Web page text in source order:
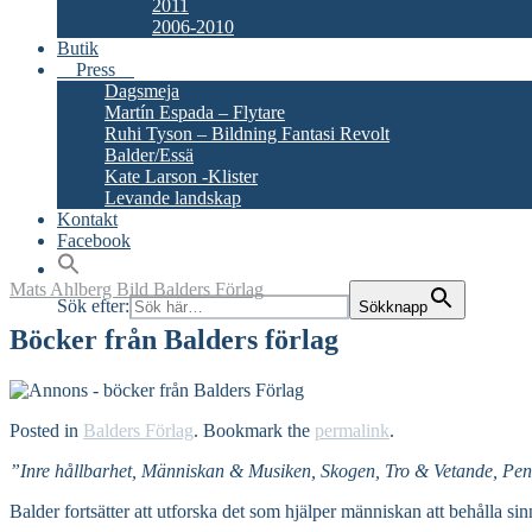
2011
2006-2010
Butik
Press
Dagsmeja
Martín Espada – Flytare
Ruhi Tyson – Bildning Fantasi Revolt
Balder/Essä
Kate Larson -Klister
Levande landskap
Kontakt
Facebook
Sök efter: Sökknapp
Mats Ahlberg BildBalders Förlag
Böcker från Balders förlag
Posted in Balders Förlag. Bookmark the permalink.
”Inre hållbarhet, Människan & Musiken, Skogen, Tro & Vetande,
Balder fortsätter att utforska det som hjälper människan att behålla